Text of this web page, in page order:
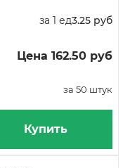
за 1 ед3.25 руб
Цена 162.50 руб
за 50 штук
Купить